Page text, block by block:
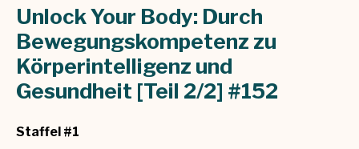
Unlock Your Body: Durch
Bewegungskompetenz zu
Körperintelligenz und
Gesundheit [Teil 2/2] #152
Staffel #1